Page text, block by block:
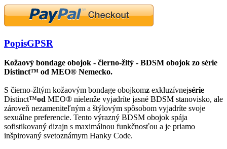
PopisGPSR
Kožaový bondage obojok - čierno-žltý - BDSM obojok zo série
Distinct™ od MEO® Nemecko.
S čierno-žltým kožaovým bondage obojkomz exkluzívnejsérie
Distinct™od MEO® nielenže vyjadríte jasné BDSM stanovisko, ale
zároveň nezameniteľným a štýlovým spôsobom vyjadríte svoje
sexuálne preferencie. Tento výrazný BDSM obojok spája
sofistikovaný dizajn s maximálnou funkčnosťou a je priamo
inšpirovaný svetoznámym Hanky Code.